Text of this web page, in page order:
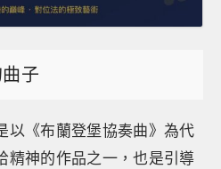
子
以《布蘭登堡協奏曲》為代
精神的作品之一，也是引導